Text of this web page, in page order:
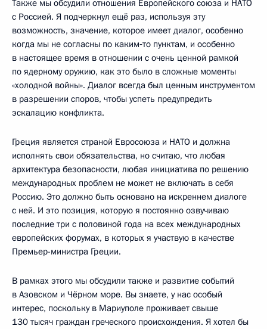
Также мы обсудили отношения Европейского союза и НАТО
с Россией. Я подчеркнул ещё раз, используя эту
возможность, значение, которое имеет диалог, особенно
когда мы не согласны по каким‑то пунктам, и особенно
в настоящее время в отношении с очень ценной рамкой
по ядерному оружию, как это было в сложные моменты
«холодной войны». Диалог всегда был ценным инструментом
в разрешении споров, чтобы успеть предупредить
эскалацию конфликта.
Греция является страной Евросоюза и НАТО и должна
исполнять свои обязательства, но считаю, что любая
архитектура безопасности, любая инициатива по решению
международных проблем не может не включать в себя
Россию. Это должно быть основано на искреннем диалоге
с ней. И это позиция, которую я постоянно озвучиваю
последние три с половиной года на всех международных
европейских форумах, в которых я участвую в качестве
Премьер-министра Греции.
В рамках этого мы обсудили также и развитие событий
в Азовском и Чёрном море. Вы знаете, у нас особый
интерес, поскольку в Мариуполе проживает свыше
130 тысяч граждан греческого происхождения. Я хотел бы